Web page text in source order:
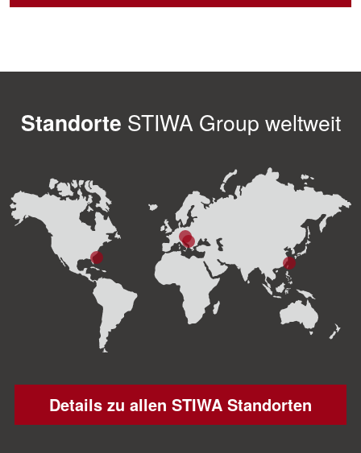
Standorte STIWA Group weltweit
Details zu allen STIWA Standorten